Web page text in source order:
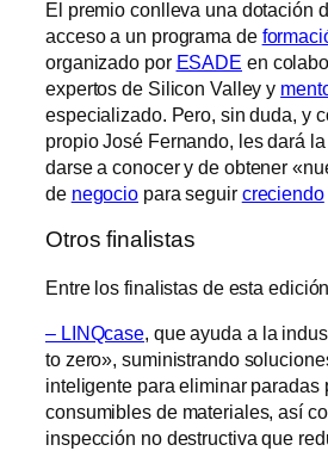
El premio conlleva una dotación
acceso a un programa de
organizado por ESADE en
expertos de Silicon Valley y
especializado. Pero, sin duda, y
propio José Fernando, les dará
darse a conocer y de obtener
de negocio para seguir creciendo
Otros finalistas
Entre los finalistas de esta
– LINQcase, que ayuda a la
to zero», suministrando
inteligente para eliminar paradas
consumibles de materiales, así
inspección no destructiva que